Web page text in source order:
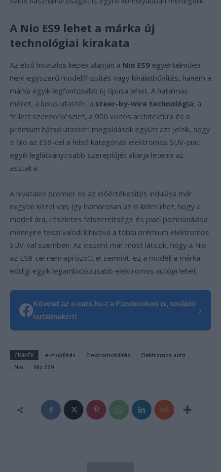
A Nio ES9 lehet a márka új
technológiai kirakata
Az első hivatalos képek alapján a Nio ES9 egyértelműen
nem egyszerű modellfrissítés vagy kínálatbővítés, hanem a
márka egyik legfontosabb új típusa lehet. A hatalmas
méret, a luxus utastér, a steer-by-wire technológia, a
fejlett szenzorkészlet, a 900 voltos architektúra és a
prémium hátsó utastéri megoldások együtt azt jelzik, hogy
a Nio az ES9-cel a felső kategóriás elektromos SUV-piac
egyik leglátványosabb szereplőjét akarja letenni az
asztalra.
A hivatalos premier és az előértékesítés indulása már
nagyon közel van, így hamarosan az is kiderülhet, hogy a
modell ára, részletes felszereltsége és piaci pozicionálása
mennyire teszi valódi kihívóvá a többi prémium elektromos
SUV-val szemben. Az viszont már most látszik, hogy a Nio
az ES9-cel nem aprózott el semmit: ez a modell a márka
eddigi egyik legambiciózusabb elektromos autója lehet.
Kövesd az e-cars.hu-t a Facebookon is, további
tartalmakért!
›
CÍMKÉK e-mobilitás Elektromobilitás
Elektromos autó
Nio
Nio ES9